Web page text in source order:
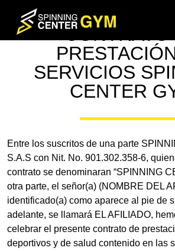
CONTRATO
SERVICIOS
CENTER
Entre los suscritos de una parte
S.A.S con Nit. No. 901.302.358-6,
contrato se denominaran “SPINNING
otra parte, el señor(a) (NOMBRE DEL
identificado(a) como aparece al pie de
adelante, se llamará EL AFILIADO,
celebrar el presente contrato de
deportivos y de salud contenido en las